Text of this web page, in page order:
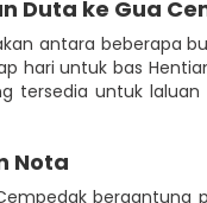
Duta ke Gua
antara beberapa
hari untuk bas
tersedia untuk
Nota